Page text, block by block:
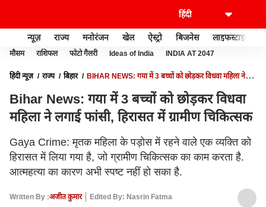
न्यूज़ राज्य मनोरंजन खेल ऐस्ट्रो बिजनेस लाइफस्टाइल
मौसम राशिफल फोटो गैलरी Ideas of India INDIA AT 2047
हिंदी न्यूज़ राज्य बिहार
BIHAR NEWS: गया में 3 बच्चों को छोड़कर विधवा महिला ने
Bihar News: गया में 3 बच्चों को छोड़कर विधवा
महिला ने लगाई फांसी, हिरासत में ग्रामीण चिकित्सक
Gaya Crime: मृतक महिला के पड़ोस में रहने वाले एक व्यक्ति को
हिरासत में लिया गया है, जो ग्रामीण चिकित्सक का काम करता है.
आत्महत्या का कारण अभी स्पष्ट नहीं हो सका है.
Written By :अजीत कुमार
Edited By: Nasrin Fatma